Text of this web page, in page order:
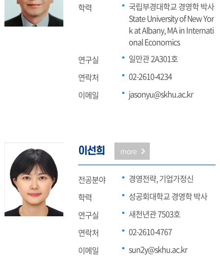
학력
국립부경대학교 경영학 박사
State University of New Yor
k at Albany, MA in Internati
onal Economics
연구실
일만관 2A301호
연락처
02-2610-4234
이메일
jasonyu@skhu.ac.kr
이선희 more
전공분야
경영전략, 기업가정신
학력
성공회대학교 경영학 박사
연구실
새천년관 7503호
연락처
02-2610-4767
이메일
sun2y@skhu.ac.kr